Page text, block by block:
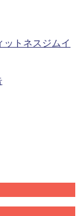
ットネスジムイ